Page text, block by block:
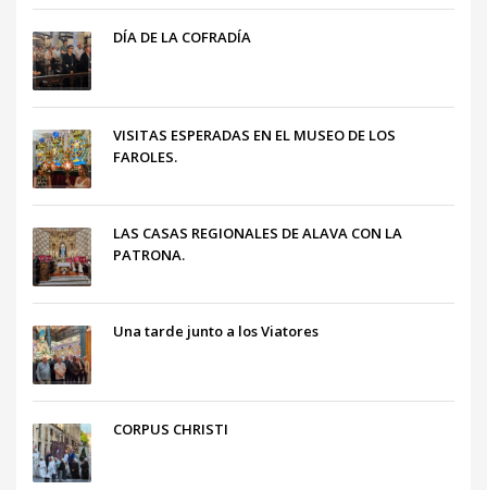
DÍA DE LA COFRADÍA
VISITAS ESPERADAS EN EL MUSEO DE LOS
FAROLES.
LAS CASAS REGIONALES DE ALAVA CON LA
PATRONA.
Una tarde junto a los Viatores
CORPUS CHRISTI